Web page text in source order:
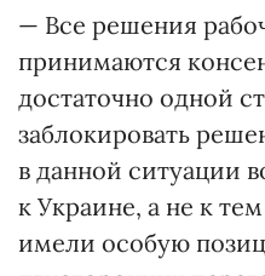
— Все решения
принимаются
достаточно одной
заблокировать
в данной ситуации
к Украине, а не к
имели особую